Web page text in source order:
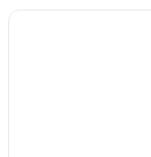
Tour de esnórquel en la